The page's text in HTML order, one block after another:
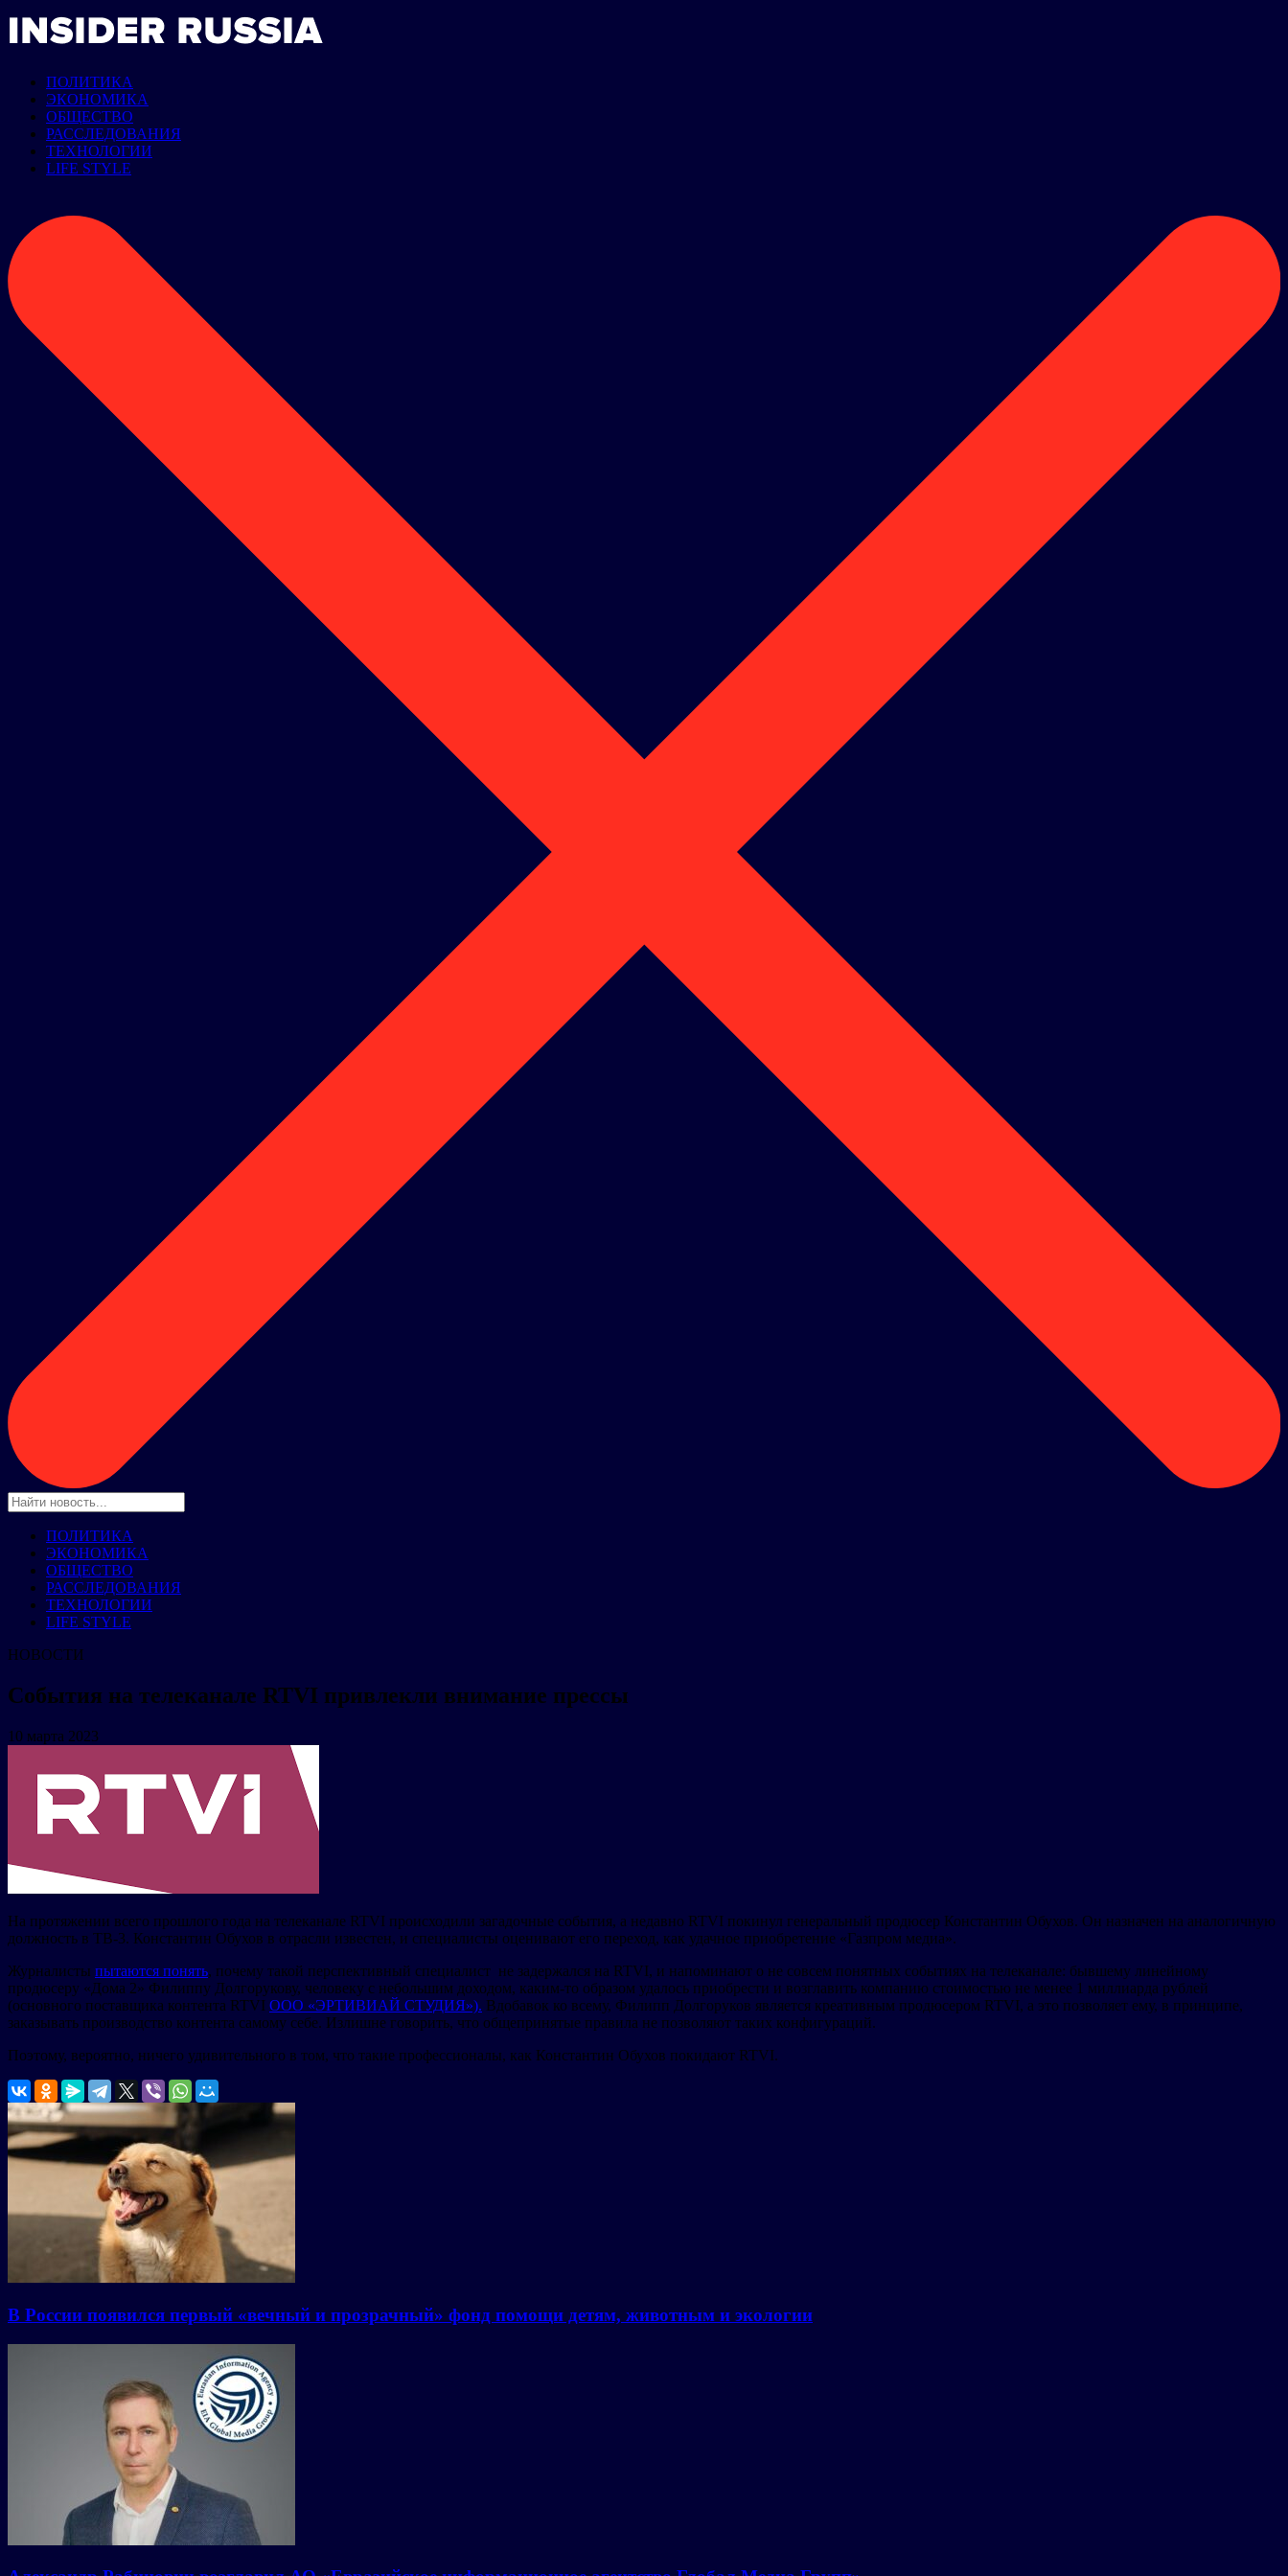
ПОЛИТИКА
ЭКОНОМИКА
ОБЩЕСТВО
РАССЛЕДОВАНИЯ
ТЕХНОЛОГИИ
LIFE STYLE
ПОЛИТИКА
ЭКОНОМИКА
ОБЩЕСТВО
РАССЛЕДОВАНИЯ
ТЕХНОЛОГИИ
LIFE STYLE
НОВОСТИ
События на телеканале RTVI привлекли внимание прессы
10 марта 2023
На протяжении всего прошлого года на телеканале RTVI происходили загадочные события, а недавно RTVI покинул генеральный продюсер Константин Обухов. Он назначен на аналогичную
должность в ТВ-3. Константин Обухов в отрасли известен, и специалисты оценивают его переход, как удачное приобретение «Газпром медиа».
Журналисты пытаются понять, почему такой перспективный специалист не задержался на RTVI, и напоминают о не совсем понятных событиях на телеканале: бывшему линейному
продюсеру «Дома 2» Филиппу Долгорукову, человеку с небольшим доходом, каким-то образом удалось приобрести и возглавить компанию стоимостью не менее 1 миллиарда рублей
(основного поставщика контента RTVI ООО «ЭРТИВИАЙ СТУДИЯ»). Вдобавок ко всему, Филипп Долгоруков является креативным продюсером RTVI, а это позволяет ему, в принципе,
заказывать производство контента самому себе. Излишне говорить, что общепринятые правила не позволяют таких конфигураций.
Поэтому, вероятно, ничего удивительного в том, что такие профессионалы, как Константин Обухов покидают RTVI.
В России появился первый «вечный и прозрачный» фонд помощи детям, животным и экологии